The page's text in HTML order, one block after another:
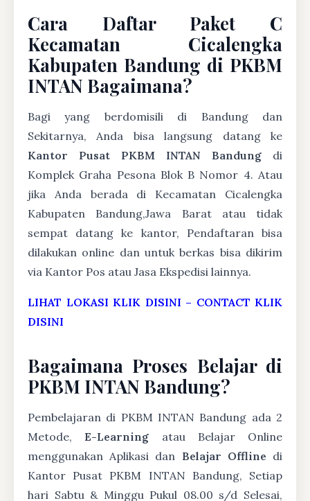
Cara Daftar Paket C
Kecamatan Cicalengka
Kabupaten Bandung di PKBM
INTAN Bagaimana?
Bagi yang berdomisili di Bandung dan
Sekitarnya, Anda bisa langsung datang ke
Kantor Pusat PKBM INTAN Bandung di
Komplek Graha Pesona Blok B Nomor 4. Atau
jika Anda berada di Kecamatan Cicalengka
Kabupaten Bandung,Jawa Barat atau tidak
sempat datang ke kantor, Pendaftaran bisa
dilakukan online dan untuk berkas bisa dikirim
via Kantor Pos atau Jasa Ekspedisi lainnya.
LIHAT LOKASI KLIK DISINI – CONTACT KLIK
DISINI
Bagaimana Proses Belajar di
PKBM INTAN Bandung?
Pembelajaran di PKBM INTAN Bandung ada 2
Metode,E-Learning atau Belajar Online
menggunakan Aplikasi dan Belajar Offline di
Kantor Pusat PKBM INTAN Bandung, Setiap
hari Sabtu & Minggu Pukul 08.00 s/d Selesai,